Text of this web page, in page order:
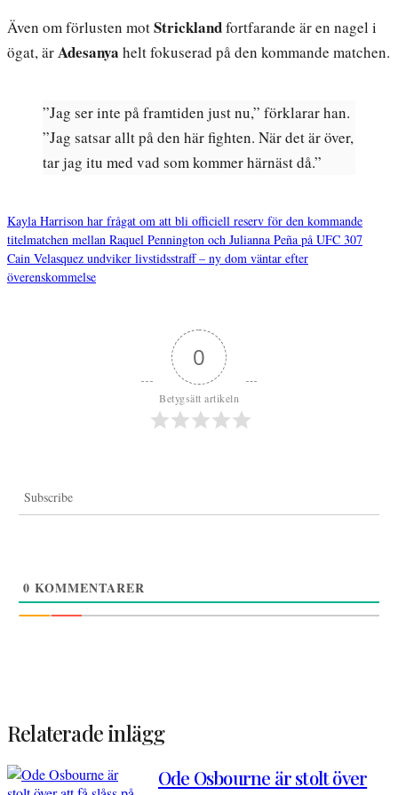
Även om förlusten motStricklandfortfarande är en nagel i
ögat, ärAdesanya helt fokuserad på den kommande matchen.
”Jag ser inte på framtiden just nu,” förklarar han.
”Jag satsar allt på den här fighten. När det är över,
tar jag itu med vad som kommer härnäst då.”
Inläggsnavigering
Kayla Harrison har frågat om att bli officiell reserv för den kommande
titelmatchen mellan Raquel Pennington och Julianna Peña på UFC 307
Cain Velasquez undviker livstidsstraff – ny dom väntar efter
överenskommelse
0
Betygsätt artikeln
Subscribe
0 KOMMENTARER
Relaterade inlägg
Ode Osbourne är stolt över